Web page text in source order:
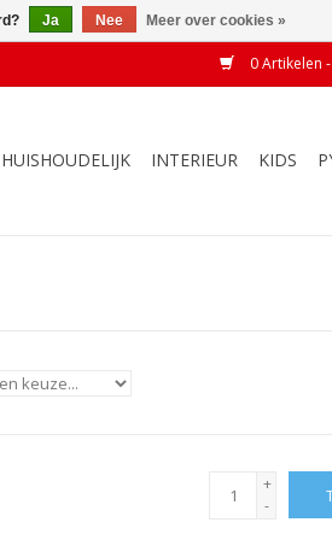
0 Artikelen
HUISHOUDELIJK INTERIEUR KIDS
+
-
Ja Nee Meer over cookies »